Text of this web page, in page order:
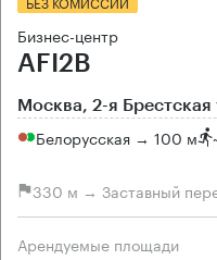
Бизнес-центр
AFI2B
Москва, 2-я
Белорусская → 100 м
330 м → Заставный
Арендуемые площади